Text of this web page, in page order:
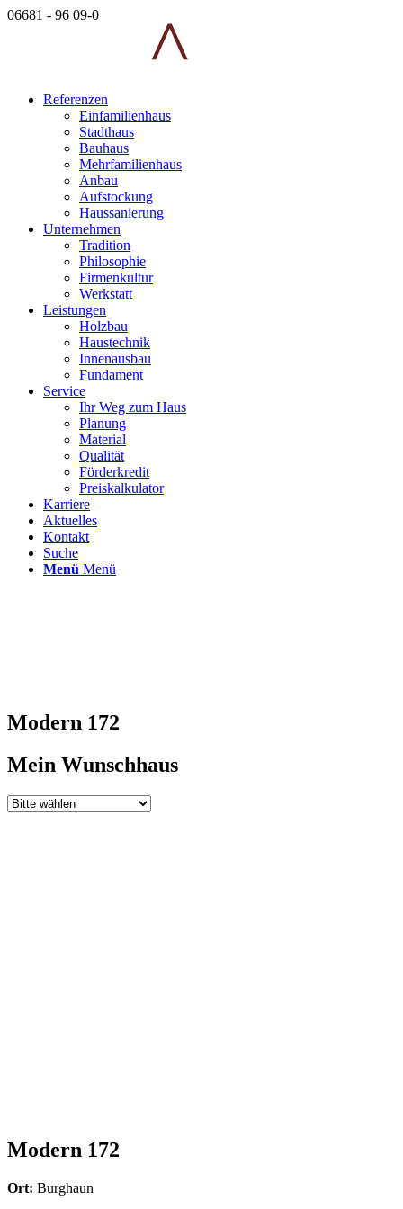
06681 - 96 09-0
Referenzen
Einfamilienhaus
Stadthaus
Bauhaus
Mehrfamilienhaus
Anbau
Aufstockung
Haussanierung
Unternehmen
Tradition
Philosophie
Firmenkultur
Werkstatt
Leistungen
Holzbau
Haustechnik
Innenausbau
Fundament
Service
Ihr Weg zum Haus
Planung
Material
Qualität
Förderkredit
Preiskalkulator
Karriere
Aktuelles
Kontakt
Suche
Menü Menü
Modern 172
Mein Wunschhaus
Modern 172
Ort: Burghaun